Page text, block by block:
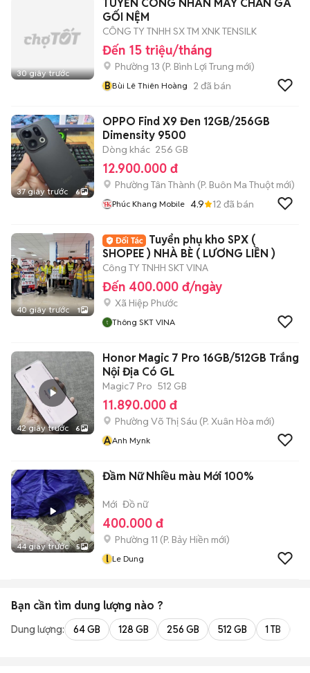
30 giây trước
TUYỂN CÔNG NHÂN MAY CHĂN GA
GỐI NỆM
CÔNG TY TNHH SX TM XNK TENSILK
Đến 15 triệu/tháng
Phường 13 (P. Bình Lợi Trung mới)
BBùi Lê Thiên Hoàng 2 đã bán
37 giây trước 6
OPPO Find X9 Đen 12GB/256GB
Dimensity 9500
Dòng khác 256 GB
12.900.000 đ
Phường Tân Thành (P. Buôn Ma Thuột mới)
Phúc Khang Mobile 4.9 12 đã bán
40 giây trước 1
Tuyển phụ kho SPX (
SHOPEE ) NHÀ BÈ ( LƯƠNG LIỀN )
Công TY TNHH SKT VINA
Đến 400.000 đ/ngày
Xã Hiệp Phước
Thông SKT VINA
42 giây trước 6
Honor Magic 7 Pro 16GB/512GB Trắng
Nội Địa Có GL
Magic7 Pro 512 GB
11.890.000 đ
Phường Võ Thị Sáu (P. Xuân Hòa mới)
AAnh Mynk
44 giây trước 5
Đầm Nữ Nhiều màu Mới 100%
Mới Đồ nữ
400.000 đ
Phường 11 (P. Bảy Hiền mới)
l Le Dung
Bạn cần tìm dung lượng nào ?
Dung lượng: 64 GB 128 GB 256 GB 512 GB 1 TB